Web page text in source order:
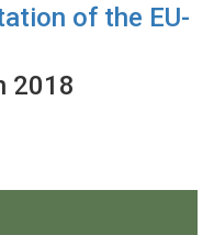
of the EU-
2018